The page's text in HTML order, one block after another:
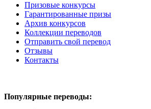
Призовые конкурсы
Гарантированные призы
Архив конкурсов
Коллекции переводов
Отправить свой перевод
Отзывы
Контакты
Популярные переводы: